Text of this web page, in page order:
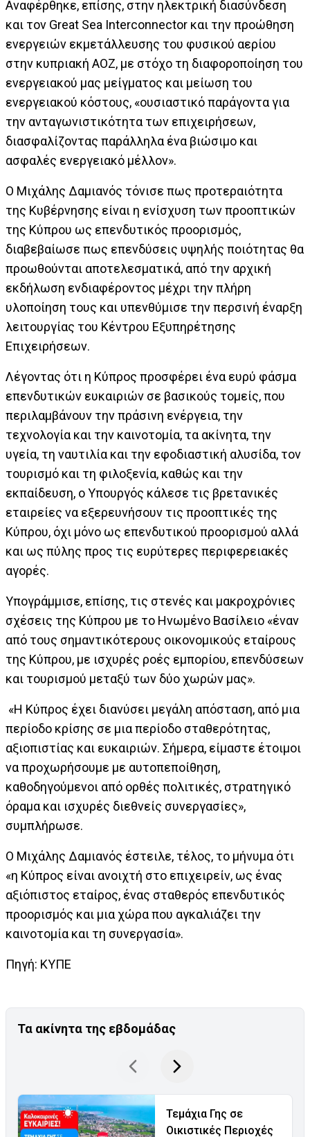
Αναφέρθηκε, επίσης, στην ηλεκτρική διασύνδεση
και τον Great Sea Interconnector και την προώθηση
ενεργειών εκμετάλλευσης του φυσικού αερίου
στην κυπριακή ΑΟΖ, με στόχο τη διαφοροποίηση του
ενεργειακού μας μείγματος και μείωση του
ενεργειακού κόστους, «ουσιαστικό παράγοντα για
την ανταγωνιστικότητα των επιχειρήσεων,
διασφαλίζοντας παράλληλα ένα βιώσιμο και
ασφαλές ενεργειακό μέλλον».
Ο Μιχάλης Δαμιανός τόνισε πως προτεραιότητα
της Κυβέρνησης είναι η ενίσχυση των προοπτικών
της Κύπρου ως επενδυτικός προορισμός,
διαβεβαίωσε πως επενδύσεις υψηλής ποιότητας θα
προωθούνται αποτελεσματικά, από την αρχική
εκδήλωση ενδιαφέροντος μέχρι την πλήρη
υλοποίηση τους και υπενθύμισε την περσινή έναρξη
λειτουργίας του Κέντρου Εξυπηρέτησης
Επιχειρήσεων.
Λέγοντας ότι η Κύπρος προσφέρει ένα ευρύ φάσμα
επενδυτικών ευκαιριών σε βασικούς τομείς, που
περιλαμβάνουν την πράσινη ενέργεια, την
τεχνολογία και την καινοτομία, τα ακίνητα, την
υγεία, τη ναυτιλία και την εφοδιαστική αλυσίδα, τον
τουρισμό και τη φιλοξενία, καθώς και την
εκπαίδευση, ο Υπουργός κάλεσε τις βρετανικές
εταιρείες να εξερευνήσουν τις προοπτικές της
Κύπρου, όχι μόνο ως επενδυτικού προορισμού αλλά
και ως πύλης προς τις ευρύτερες περιφερειακές
αγορές.
Υπογράμμισε, επίσης, τις στενές και μακροχρόνιες
σχέσεις της Κύπρου με το Ηνωμένο Βασίλειο «έναν
από τους σημαντικότερους οικονομικούς εταίρους
της Κύπρου, με ισχυρές ροές εμπορίου, επενδύσεων
και τουρισμού μεταξύ των δύο χωρών μας».
«Η Κύπρος έχει διανύσει μεγάλη απόσταση, από μια
περίοδο κρίσης σε μια περίοδο σταθερότητας,
αξιοπιστίας και ευκαιριών. Σήμερα, είμαστε έτοιμοι
να προχωρήσουμε με αυτοπεποίθηση,
καθοδηγούμενοι από ορθές πολιτικές, στρατηγικό
όραμα και ισχυρές διεθνείς συνεργασίες»,
συμπλήρωσε.
Ο Μιχάλης Δαμιανός έστειλε, τέλος, το μήνυμα ότι
«η Κύπρος είναι ανοιχτή στο επιχειρείν, ως ένας
αξιόπιστος εταίρος, ένας σταθερός επενδυτικός
προορισμός και μια χώρα που αγκαλιάζει την
καινοτομία και τη συνεργασία».
Πηγή: ΚΥΠΕ
Τα ακίνητα της εβδομάδας
Τεμάχια Γης σε
Οικιστικές Περιοχές